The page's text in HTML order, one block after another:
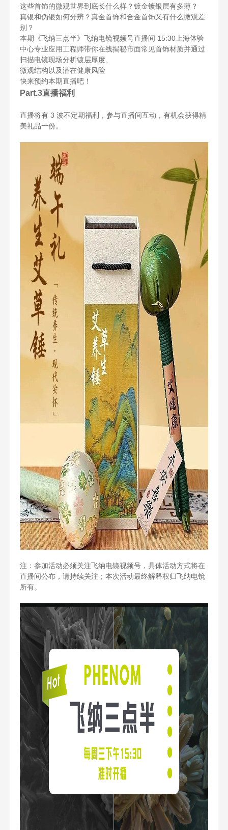
这些首饰的微观世界到底长什么样？镀金镀银层有多薄？
真银和伪银如何分辨？真金首饰和合金首饰又有什么微观差
别？
本期《飞纳三点半》飞纳电镜视频号直播间 15:30上海体验
中心专业应用工程师带你在线揭秘市面常见首饰材质并通过
扫描电镜现场分析镀层厚度、
微观结构以及潜在健康风险
快来预约本期直播吧！
Part.3直播福利
直播将有 3 波不定期福利，参与直播间互动，有机会获得精
美礼品一份。
注：参加活动必须关注飞纳电镜视频号，具体活动方式将在
直播间公布，请持续关注；本次活动最终解释权归飞纳电镜
所有。